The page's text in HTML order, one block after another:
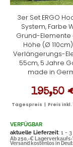
3er Set ERGO
System, Farbe
Grund-Elemente
Höhe (Ø
Verlängerungs-
55cm, 5 Jahre
made in
195,50
Tagespreis | Preis inkl.
VERFÜGBAR
aktuelle Lieferzeit: 1 -
Ab 250,-€
Versand kostenlos in